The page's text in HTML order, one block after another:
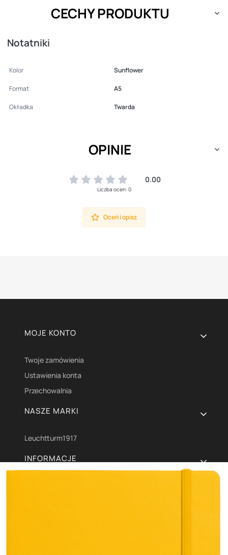
CECHY PRODUKTU
Notatniki
Kolor Sunflower
Format A5
Okładka Twarda
OPINIE
0.00
Liczba ocen: 0
Oceń i opisz
Linki w stopce
MOJE KONTO
Twoje zamówienia
Ustawienia konta
Przechowalnia
NASZE MARKI
Leuchtturm1917
INFORMACJE
Zwroty i reklamacje